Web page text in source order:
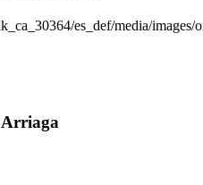
es_def/media/images/
Arriaga